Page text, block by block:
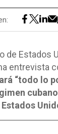
de Estados
entrevista
“todo lo